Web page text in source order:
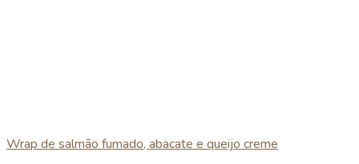
Wrap de salmão fumado, abacate e queijo creme